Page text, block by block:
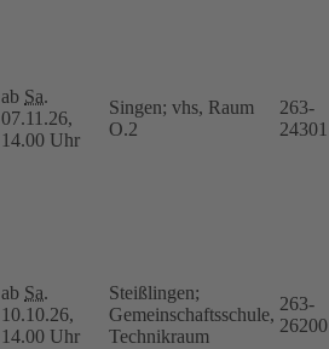
ab Sa.
07.11.26,
14.00 Uhr
Singen; vhs, Raum
O.2
263-
24301
ab Sa.
10.10.26,
14.00 Uhr
Steißlingen;
Gemeinschaftsschule,
Technikraum
263-
26200